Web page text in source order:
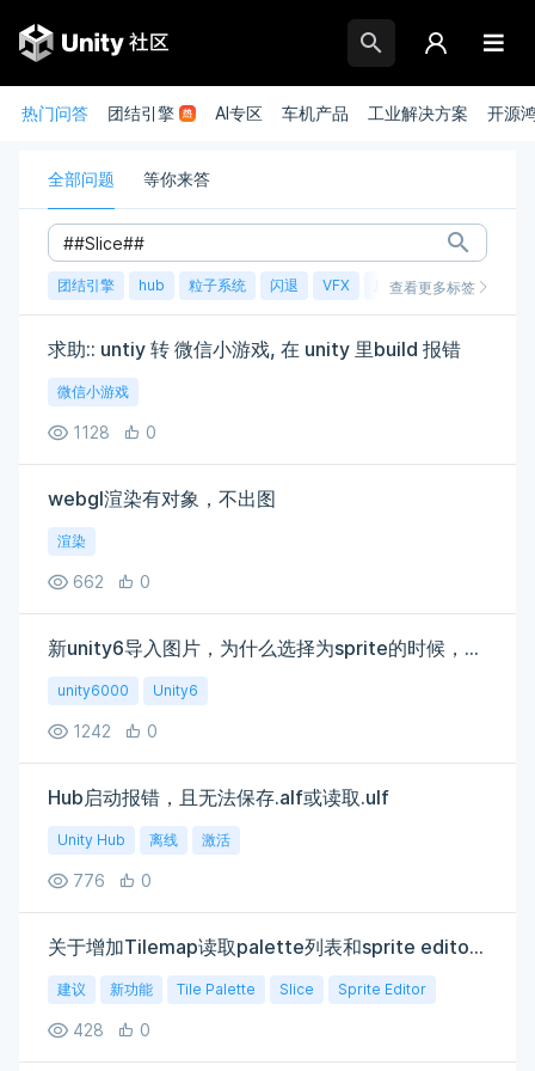
热门问答 团结引擎 AI专区 车机产品 工业解决方案 开源
全部问题 等你来答
团结引擎 hub 粒子系统 闪退 VFX 崩溃 账号 渲染
查看更多标签
求助:: untiy 转 微信小游戏, 在 unity 里build 报错
微信小游戏
1128 0
webgl渲染有对象，不出图
渲染
662 0
新unity6导入图片，为什么选择为sprite的时候，不会自动生成sprite，要手动slice切图呢
unity6000 Unity6
1242 0
Hub启动报错，且无法保存.alf或读取.ulf
Unity Hub 离线 激活
776 0
关于增加Tilemap读取palette列表和sprite editor增加API的建议
建议 新功能 Tile Palette Slice Sprite Editor
428 0